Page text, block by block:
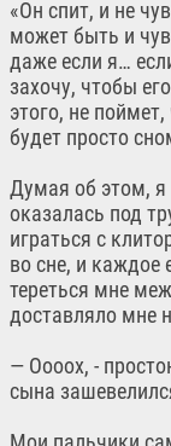
«Он спит, и не
может быть и
даже если я…
захочу, чтобы
этого, не
будет просто
Думая об этом, я
оказалась под
играться с
во сне, и каждое
тереться мне
доставляло мне
— Оооох, -
сына